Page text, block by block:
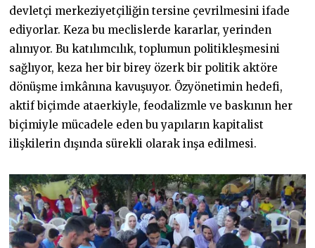
devletçi merkeziyetçiliğin tersine çevrilmesini ifade
ediyorlar. Keza bu meclislerde kararlar, yerinden
alınıyor. Bu katılımcılık, toplumun politikleşmesini
sağlıyor, keza her bir birey özerk bir politik aktöre
dönüşme imkânına kavuşuyor. Özyönetimin hedefi,
aktif biçimde ataerkiyle, feodalizmle ve baskının her
biçimiyle mücadele eden bu yapıların kapitalist
ilişkilerin dışında sürekli olarak inşa edilmesi.